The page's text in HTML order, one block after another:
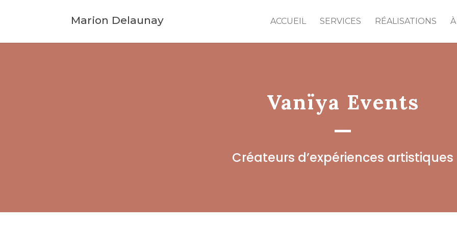
Marion Delaunay ACCUEIL SERVICES RÉALISATIONS
Vanïya Events
Créateurs d’expériences artistiques